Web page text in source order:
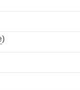
)